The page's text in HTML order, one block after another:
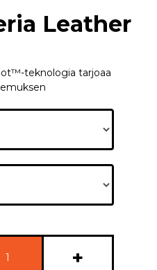
Leather
teknologia tarjoaa
+